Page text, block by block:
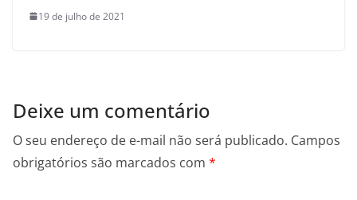
19 de julho de 2021
Deixe um comentário
O seu endereço de e-mail não será publicado. Campos
obrigatórios são marcados com *